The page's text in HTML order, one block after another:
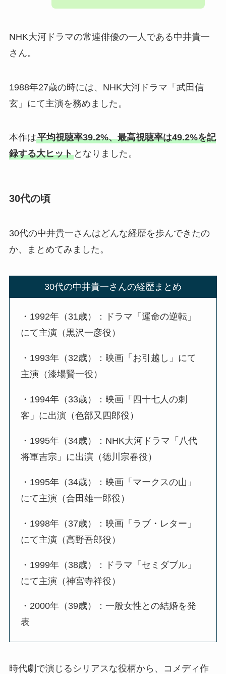
NHK大河ドラマの常連俳優の一人である中井貴一
さん。
1988年27歳の時には、NHK大河ドラマ「武田信
玄」にて主演を務めました。
本作は平均視聴率39.2%、最高視聴率は49.2%を記
録する大ヒットとなりました。
30代の頃
30代の中井貴一さんはどんな経歴を歩んできたの
か、まとめてみました。
30代の中井貴一さんの経歴まとめ
・1992年（31歳）：ドラマ「運命の逆転」
にて主演（黒沢一彦役）
・1993年（32歳）：映画「お引越し」にて
主演（漆場賢一役）
・1994年（33歳）：映画「四十七人の刺
客」に出演（色部又四郎役）
・1995年（34歳）：NHK大河ドラマ「八代
将軍吉宗」に出演（徳川宗春役）
・1995年（34歳）：映画「マークスの山」
にて主演（合田雄一郎役）
・1998年（37歳）：映画「ラブ・レター」
にて主演（高野吾郎役）
・1999年（38歳）：ドラマ「セミダブル」
にて主演（神宮寺祥役）
・2000年（39歳）：一般女性との結婚を発
表
時代劇で演じるシリアスな役柄から、コメディ作